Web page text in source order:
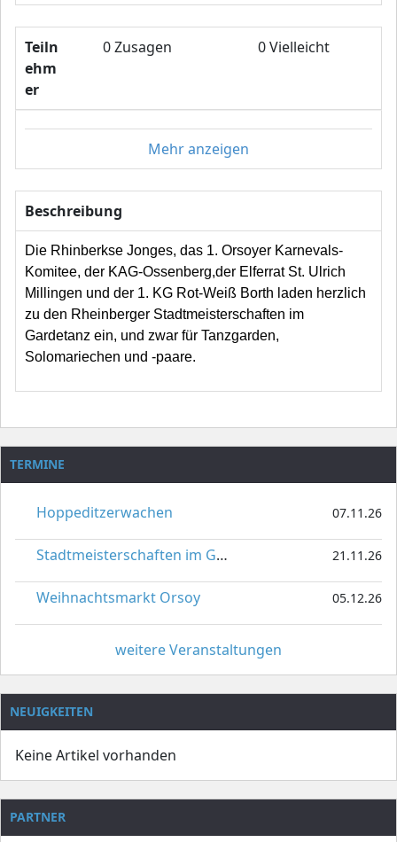
Teiln
ehm
er
0 Zusagen 0 Vielleicht
Mehr anzeigen
Beschreibung
Die Rhinberkse Jonges, das 1. Orsoyer Karnevals-
Komitee, der KAG-Ossenberg,der Elferrat St. Ulrich
Millingen und der 1. KG Rot-Weiß Borth laden herzlich
zu den Rheinberger Stadtmeisterschaften im
Gardetanz ein, und zwar für Tanzgarden,
Solomariechen und -paare.
TERMINE
Hoppeditzerwachen 07.11.26
Stadtmeisterschaften im Gardetanz 21.11.26
Weihnachtsmarkt Orsoy 05.12.26
weitere Veranstaltungen
NEUIGKEITEN
Keine Artikel vorhanden
PARTNER